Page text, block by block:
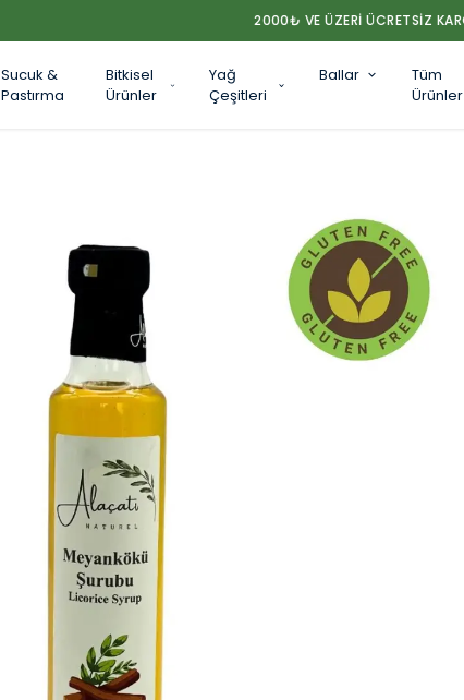
2000₺ VE ÜZERİ ÜCRETSİZ KARGO
Sucuk &
Pastırma
Bitkisel
Ürünler
Yağ
Çeşitleri
Ballar
Tüm
Ürünler